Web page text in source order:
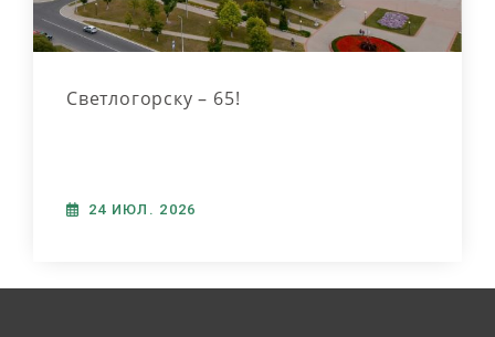
Светлогорску – 65!
24 ИЮЛ. 2026